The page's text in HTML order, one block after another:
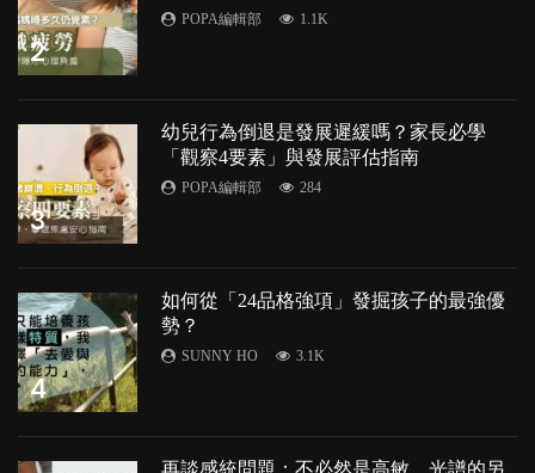
2
POPA編輯部 1.1K
3
幼兒行為倒退是發展遲緩嗎？家長必學
「觀察4要素」與發展評估指南
POPA編輯部 284
4
如何從「24品格強項」發掘孩子的最強優
勢？
SUNNY HO 3.1K
再談感統問題：不必然是高敏，光譜的另